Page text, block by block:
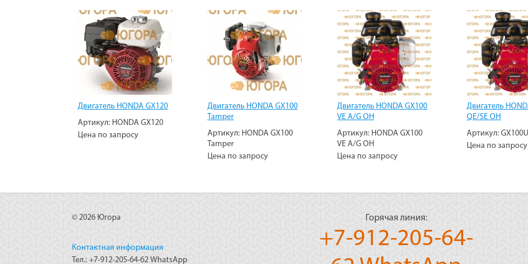
Двигатель HONDA GX120
Артикул: HONDA GX120
Цена по запросу
Двигатель HONDA GX100
Tamper
Артикул: HONDA GX100
Tamper
Цена по запросу
Двигатель HONDA GX100
VE A/G OH
Артикул: HONDA GX100
VE A/G OH
Цена по запросу
Двигатель
QE/SE OH
Артикул:
Цена по запросу
© 2026 Югора
Контактная информация
Тел.: +7-912-205-64-62 WhatsApp
Горячая линия:
+7-912-205-64-